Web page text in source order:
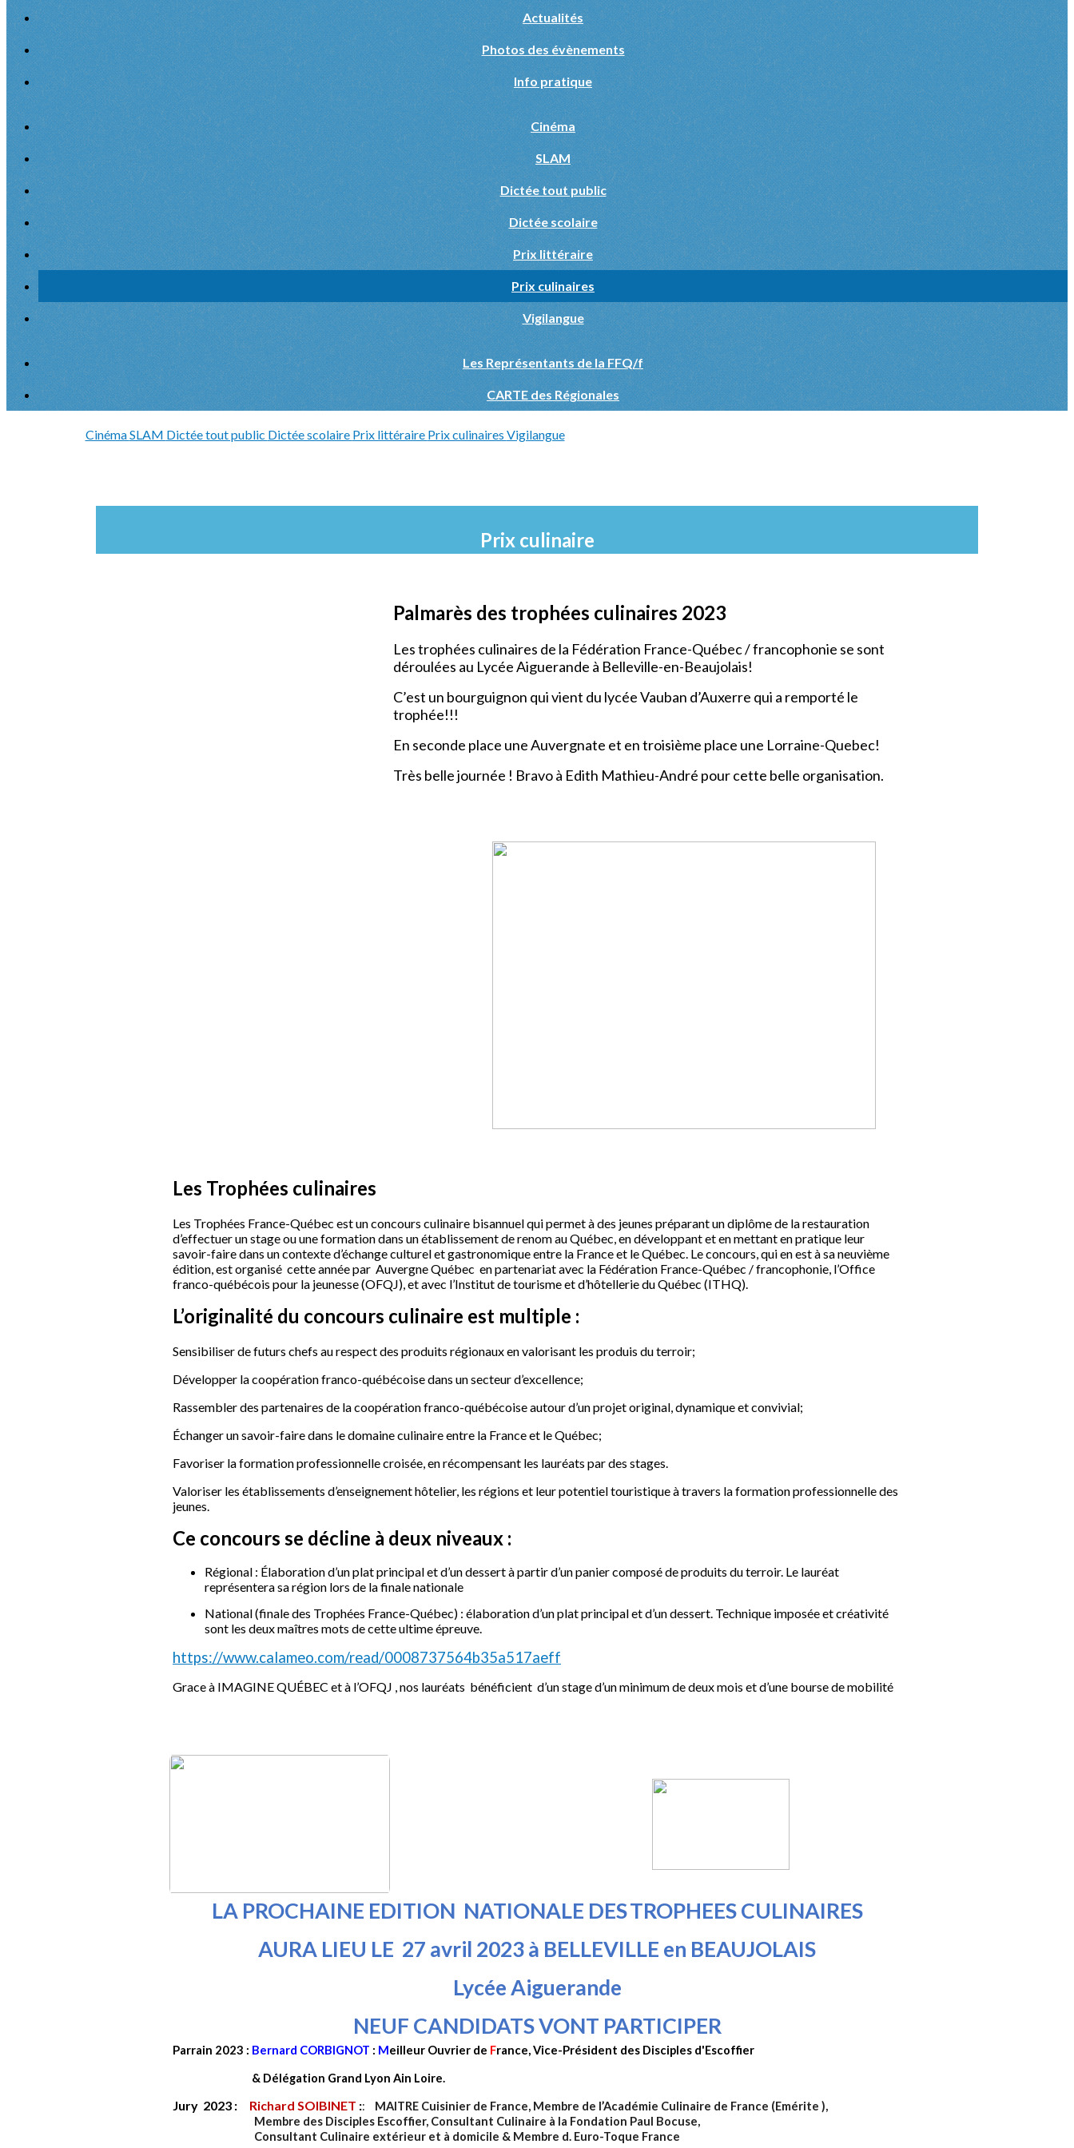
Actualités
Photos des évènements
Info pratique
Cinéma
SLAM
Dictée tout public
Dictée scolaire
Prix littéraire
Prix culinaires
Vigilangue
Les Représentants de la FFQ/f
CARTE des Régionales
CinémaSLAM Dictée tout public Dictée scolaire Prix littéraire Prix culinaires Vigilangue
Prix culinaire
Palmarès des trophées culinaires 2023
Les trophées culinaires de la Fédération France-Québec / francophonie se sont
déroulées au Lycée Aiguerande à Belleville-en-Beaujolais!
C’est un bourguignon qui vient du lycée Vauban d’Auxerre qui a remporté le
trophée!!!
En seconde place une Auvergnate et en troisième place une Lorraine-Quebec!
Très belle journée ! Bravo à Edith Mathieu-André pour cette belle organisation.
Les Trophées culinaires
Les Trophées France-Québec est un concours culinaire bisannuel qui permet à des jeunes préparant un diplôme de la restauration
d’effectuer un stage ou une formation dans un établissement de renom au Québec, en développant et en mettant en pratique leur
savoir-faire dans un contexte d’échange culturel et gastronomique entre la France et le Québec. Le concours, qui en est à sa neuvième
édition, est organisé cette année par Auvergne Québec en partenariat avec la Fédération France-Québec / francophonie, l’Office
franco-québécois pour la jeunesse (OFQJ), et avec l’Institut de tourisme et d’hôtellerie du Québec (ITHQ).
L’originalité du concours culinaire est multiple :
Sensibiliser de futurs chefs au respect des produits régionaux en valorisant les produis du terroir;
Développer la coopération franco-québécoise dans un secteur d’excellence;
Rassembler des partenaires de la coopération franco-québécoise autour d’un projet original, dynamique et convivial;
Échanger un savoir-faire dans le domaine culinaire entre la France et le Québec;
Favoriser la formation professionnelle croisée, en récompensant les lauréats par des stages.
Valoriser les établissements d’enseignement hôtelier, les régions et leur potentiel touristique à travers la formation professionnelle des
jeunes.
Ce concours se décline à deux niveaux :
Régional : Élaboration d’un plat principal et d’un dessert à partir d’un panier composé de produits du terroir. Le lauréat
représentera sa région lors de la finale nationale
National (finale des Trophées France-Québec) : élaboration d’un plat principal et d’un dessert. Technique imposée et créativité
sont les deux maîtres mots de cette ultime épreuve.
https://www.calameo.com/read/0008737564b35a517aeff
Grace à IMAGINE QUÉBEC et à l’OFQJ , nos lauréats bénéficient d’un stage d’un minimum de deux mois et d’une bourse de mobilité
LA PROCHAINE EDITION NATIONALE DESTROPHEES CULINAIRES
AURA LIEU LE 27 avril 2023 à BELLEVILLE en BEAUJOLAIS
Lycée Aiguerande
NEUF CANDIDATS VONT PARTICIPER
Parrain 2023 : Bernard CORBIGNOT : Meilleur Ouvrier de France,Vice-Président des Disciples d'Escoffier
& Délégation Grand Lyon Ain Loire.
Jury 2023 : Richard SOIBINET :: MAITRE Cuisinier de France, Membre de l’Académie Culinaire de France (Emérite ),
Membre des Disciples Escoffier, Consultant Culinaire à la Fondation Paul Bocuse,
Consultant Culinaire extérieur et à domicile & Membre d. Euro-Toque France